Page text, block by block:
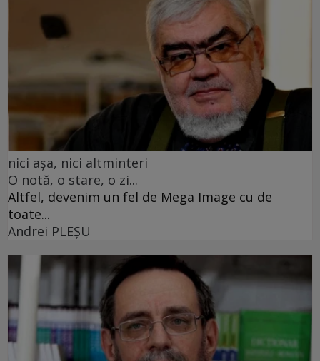
nici așa, nici altminteri
O notă, o stare, o zi...
Altfel, devenim un fel de Mega Image cu de
toate...
Andrei PLEŞU